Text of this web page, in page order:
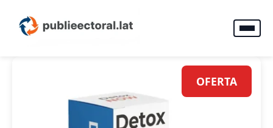
OFERTA